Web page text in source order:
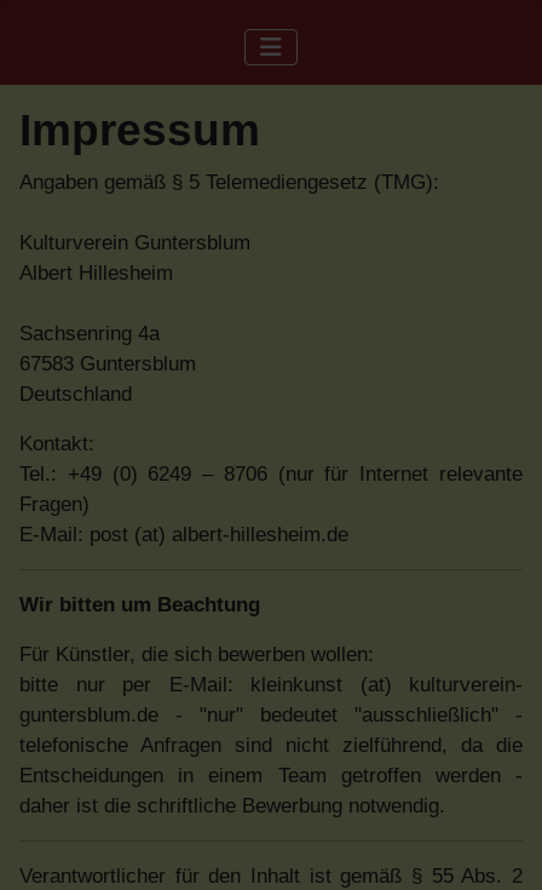
Impressum
Angaben gemäß § 5 Telemediengesetz (TMG):
Kulturverein Guntersblum
Albert Hillesheim
Sachsenring 4a
67583 Guntersblum
Deutschland
Kontakt:
Tel.: +49 (0) 6249 – 8706 (nur für Internet relevante
Fragen)
E-Mail: post (at) albert-hillesheim.de
Wir bitten um Beachtung
Für Künstler, die sich bewerben wollen:
bitte nur per E-Mail: kleinkunst (at) kulturverein-
guntersblum.de - "nur" bedeutet "ausschließlich" -
telefonische Anfragen sind nicht zielführend, da die
Entscheidungen in einem Team getroffen werden -
daher ist die schriftliche Bewerbung notwendig.
Verantwortlicher für den Inhalt ist gemäß § 55 Abs. 2